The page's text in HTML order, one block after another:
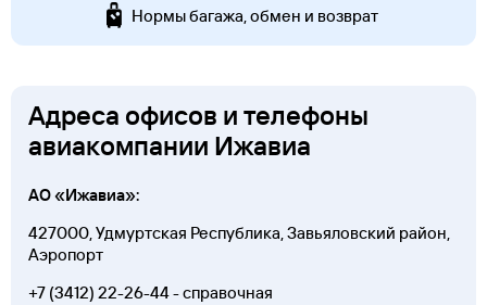
Нормы багажа, обмен и возврат
Адреса офисов и телефоны
авиакомпании Ижавиа
АО «Ижавиа»:
427000, Удмуртская Республика, Завьяловский район,
Аэропорт
+7 (3412) 22-26-44-справочная